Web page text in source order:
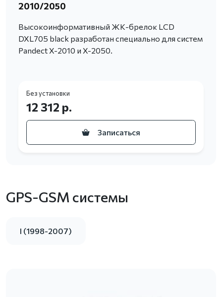
2010/2050
Высокоинформативный ЖК-брелок LCD
DXL705 black разработан специально для систем
Pandect X-2010 и X-2050.
Без установки
12 312 р.
Записаться
GPS-GSM системы
I (1998-2007)